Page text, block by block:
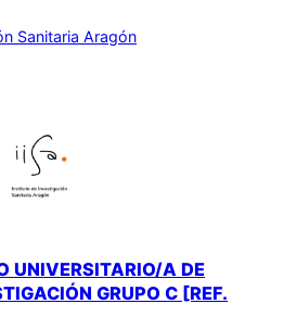
Sanitaria Aragón
UNIVERSITARIO/A DE
GRUPO C [REF.